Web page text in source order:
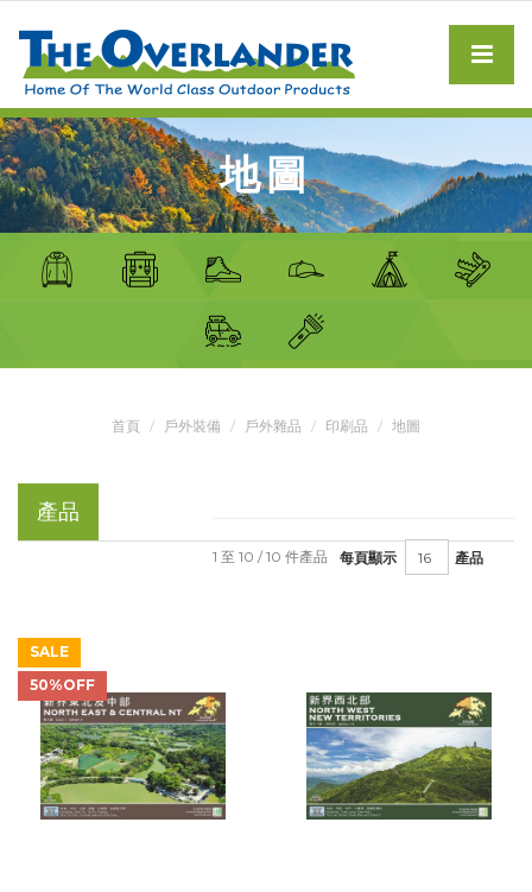
地圖
首頁 戶外裝備 戶外雜品 印刷品 地圖
產品
每頁顯示 產品
1 至 10 / 10 件產品
SALE
50%OFF